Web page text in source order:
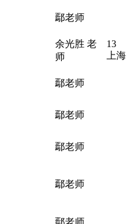
鄢老师
余光胜 老
师
13
上海
鄢老师
鄢老师
鄢老师
鄢老师
鄢老师